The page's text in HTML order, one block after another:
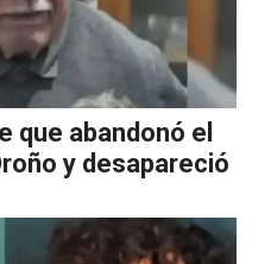
que abandonó el
y desapareció